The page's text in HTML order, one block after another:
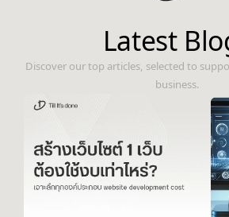
Latest
Discover our top articles, selected to
business.